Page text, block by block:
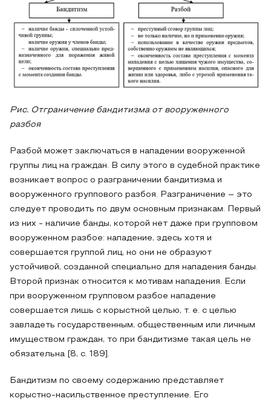
Рис. Отграничение бандитизма от вооруженного
разбоя
Разбой может заключаться в нападении вооруженной
группы лиц на граждан. В силу этого в судебной практике
возникает вопрос о разграничении бандитизма и
вооруженного группового разбоя. Разграничение – это
следует проводить по двум основным признакам. Первый
из них - наличие банды, которой нет даже при групповом
вооруженном разбое: нападение, здесь хотя и
совершается группой лиц, но они не образуют
устойчивой, созданной специально для нападения банды.
Второй признак относится к мотивам нападения. Если
при вооруженном групповом разбое нападение
совершается лишь с корыстной целью, т. е. с целью
завладеть государственным, общественным или личным
имуществом граждан, то при бандитизме такая цель не
обязательна [8, с. 189].
Бандитизм по своему содержанию представляет
корыстно-насильственное преступление. Его